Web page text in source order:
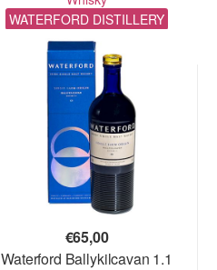
WATERFORD DISTILLERY
€65,00
Waterford Ballykilcavan 1.1